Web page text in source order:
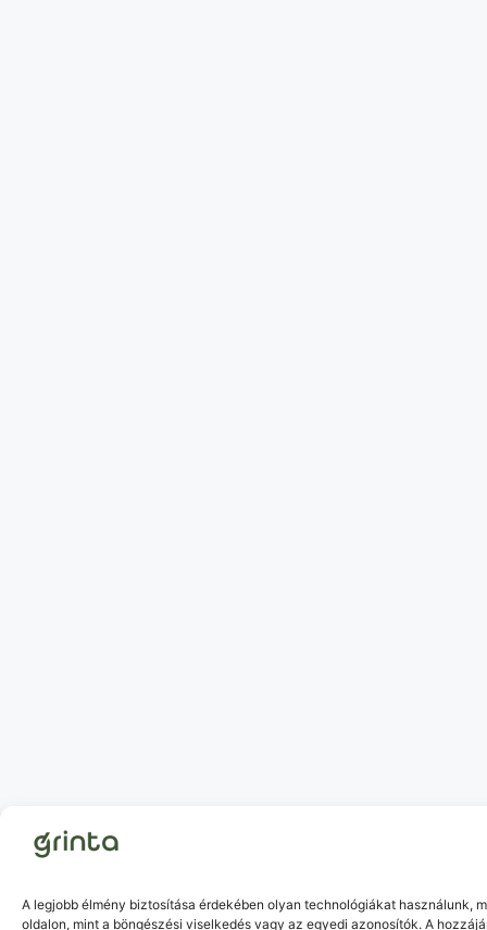
A legjobb élmény biztosítása érdekében olyan technológiákat
oldalon, mint a böngészési viselkedés vagy az egyedi azonosítók. A